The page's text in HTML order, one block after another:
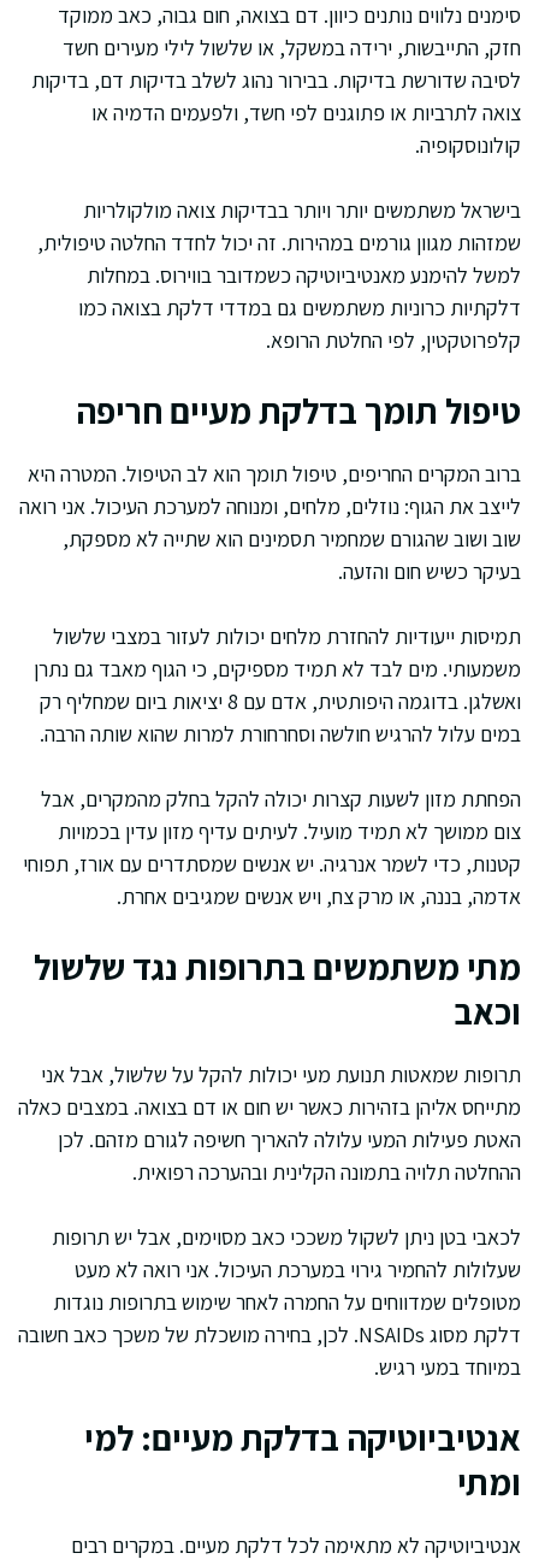
סימנים נלווים נותנים כיוון. דם בצואה, חום גבוה, כאב ממוקד
חזק, התייבשות, ירידה במשקל, או שלשול לילי מעירים חשד
לסיבה שדורשת בדיקות. בבירור נהוג לשלב בדיקות דם, בדיקות
צואה לתרביות או פתוגנים לפי חשד, ולפעמים הדמיה או
קולונוסקופיה.
בישראל משתמשים יותר ויותר בבדיקות צואה מולקולריות
שמזהות מגוון גורמים במהירות. זה יכול לחדד החלטה טיפולית,
למשל להימנע מאנטיביוטיקה כשמדובר בווירוס. במחלות
דלקתיות כרוניות משתמשים גם במדדי דלקת בצואה כמו
קלפרוטקטין, לפי החלטת הרופא.
טיפול תומך בדלקת מעיים חריפה
ברוב המקרים החריפים, טיפול תומך הוא לב הטיפול. המטרה היא
לייצב את הגוף: נוזלים, מלחים, ומנוחה למערכת העיכול. אני רואה
שוב ושוב שהגורם שמחמיר תסמינים הוא שתייה לא מספקת,
בעיקר כשיש חום והזעה.
תמיסות ייעודיות להחזרת מלחים יכולות לעזור במצבי שלשול
משמעותי. מים לבד לא תמיד מספיקים, כי הגוף מאבד גם נתרן
ואשלגן. בדוגמה היפותטית, אדם עם 8 יציאות ביום שמחליף רק
במים עלול להרגיש חולשה וסחרחורת למרות שהוא שותה הרבה.
הפחתת מזון לשעות קצרות יכולה להקל בחלק מהמקרים, אבל
צום ממושך לא תמיד מועיל. לעיתים עדיף מזון עדין בכמויות
קטנות, כדי לשמר אנרגיה. יש אנשים שמסתדרים עם אורז, תפוחי
אדמה, בננה, או מרק צח, ויש אנשים שמגיבים אחרת.
מתי משתמשים בתרופות נגד שלשול
וכאב
תרופות שמאטות תנועת מעי יכולות להקל על שלשול, אבל אני
מתייחס אליהן בזהירות כאשר יש חום או דם בצואה. במצבים כאלה
האטת פעילות המעי עלולה להאריך חשיפה לגורם מזהם. לכן
ההחלטה תלויה בתמונה הקלינית ובהערכה רפואית.
לכאבי בטן ניתן לשקול משככי כאב מסוימים, אבל יש תרופות
שעלולות להחמיר גירוי במערכת העיכול. אני רואה לא מעט
מטופלים שמדווחים על החמרה לאחר שימוש בתרופות נוגדות
דלקת מסוג NSAIDs. לכן, בחירה מושכלת של משכך כאב חשובה
במיוחד במעי רגיש.
אנטיביוטיקה בדלקת מעיים: למי
ומתי
אנטיביוטיקה לא מתאימה לכל דלקת מעיים. במקרים רבים